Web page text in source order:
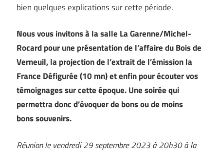
bien quelques explications sur cette période.
Nous vous invitons à la salle La Garenne/Michel-
Rocard pour une présentation de l’affaire du Bois de
Verneuil, la projection de l’extrait de l’émission la
France Défigurée (10 mn) et enfin pour écouter vos
témoignages sur cette époque. Une soirée qui
permettra donc d’évoquer de bons ou de moins
bons souvenirs.
Réunion le vendredi 29 septembre 2023 à 20h30 à la